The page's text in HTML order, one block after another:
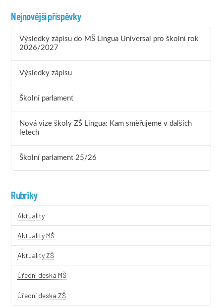
Nejnovější příspěvky
Výsledky zápisu do MŠ Lingua Universal pro školní rok
2026/2027
Výsledky zápisu
Školní parlament
Nová vize školy ZŠ Lingua: Kam směřujeme v dalších
letech
Školní parlament 25/26
Rubriky
Aktuality
Aktuality MŠ
Aktuality ZŠ
Úřední deska MŠ
Úřední deska ZŠ